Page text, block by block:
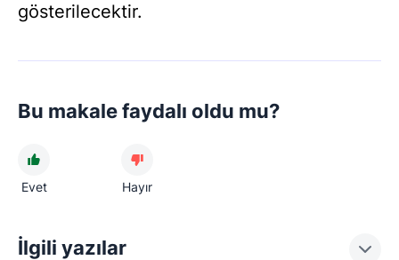
gösterilecektir.
Bu makale faydalı oldu mu?
Evet Hayır
İlgili yazılar